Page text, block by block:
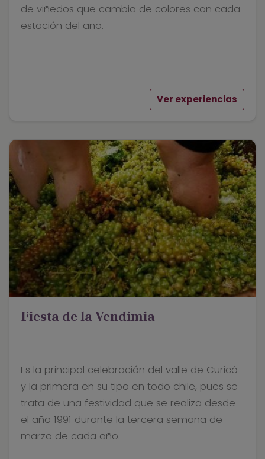
de viñedos que cambia de colores con cada
estación del año.
Ver experiencias
Fiesta de la Vendimia
Es la principal celebración del valle de Curicó
y la primera en su tipo en todo chile, pues se
trata de una festividad que se realiza desde
el año 1991 durante la tercera semana de
marzo de cada año.